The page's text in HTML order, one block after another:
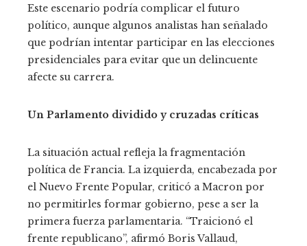
Este escenario podría complicar el futuro
político, aunque algunos analistas han señalado
que podrían intentar participar en las elecciones
presidenciales para evitar que un delincuente
afecte su carrera.
Un Parlamento dividido y cruzadas críticas
La situación actual refleja la fragmentación
política de Francia. La izquierda, encabezada por
el Nuevo Frente Popular, criticó a Macron por
no permitirles formar gobierno, pese a ser la
primera fuerza parlamentaria. “Traicionó el
frente republicano”, afirmó Boris Vallaud,